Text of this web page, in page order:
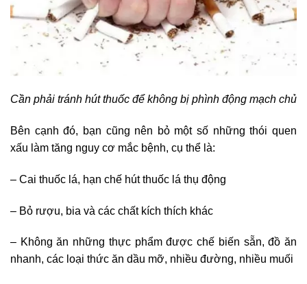
Cần phải tránh hút thuốc để không bị phình động mạch chủ
Bên cạnh đó, bạn cũng nên bỏ một số những thói quen
xấu làm tăng nguy cơ mắc bệnh, cụ thể là:
– Cai thuốc lá, hạn chế hút thuốc lá thụ động
– Bỏ rượu, bia và các chất kích thích khác
– Không ăn những thực phẩm được chế biến sẵn, đồ ăn
nhanh, các loại thức ăn dầu mỡ, nhiều đường, nhiều muối